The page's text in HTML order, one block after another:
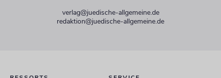
verlag@juedische-allgemeine.de
redaktion@juedische-allgemeine.de